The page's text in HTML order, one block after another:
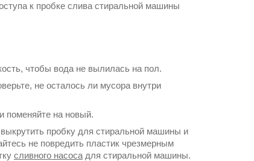
к пробке слива стиральной машины
чтобы вода не вылилась на пол.
не осталось ли мусора внутри
поменяйте на новый.
пробку для стиральной машины и
не повредить пластик чрезмерным
сливного насоса для стиральной машины.